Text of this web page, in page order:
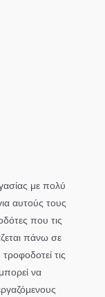
με πολύ
αυτούς τους
που τις
πάνω σε
τις
να